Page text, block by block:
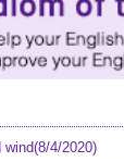
4/2020)